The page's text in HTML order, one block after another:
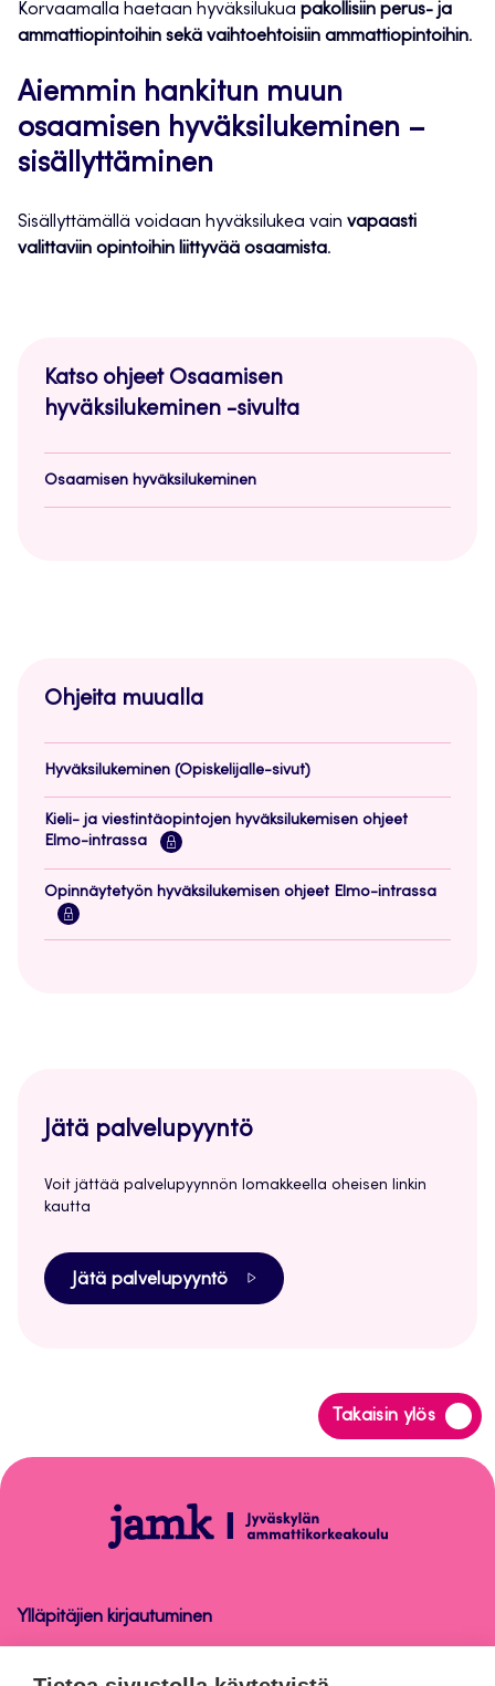
Korvaamalla haetaan hyväksilukua pakollisiin perus- ja
ammattiopintoihin sekä vaihtoehtoisiin ammattiopintoihin.
Aiemmin hankitun muun
osaamisen hyväksilukeminen –
sisällyttäminen
Sisällyttämällä voidaan hyväksilukea vain vapaasti
valittaviin opintoihin liittyvää osaamista.
Katso ohjeet Osaamisen
hyväksilukeminen -sivulta
Osaamisen hyväksilukeminen
Ohjeita muualla
Hyväksilukeminen (Opiskelijalle-sivut)
Kieli- ja viestintäopintojen hyväksilukemisen ohjeet
Elmo-intrassa
Opinnäytetyön hyväksilukemisen ohjeet Elmo-intrassa
Jätä palvelupyyntö
Voit jättää palvelupyynnön lomakkeella oheisen linkin
kautta
Jätä palvelupyyntö
Takaisin ylös
Siirry
takaisin
Peppi
Ylläpitäjien kirjautuminen
Peppi